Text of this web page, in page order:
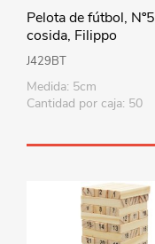
Pelota de fútbol, Nº5
cosida, Filippo
J429BT
Medida: 5cm
Cantidad por caja: 50